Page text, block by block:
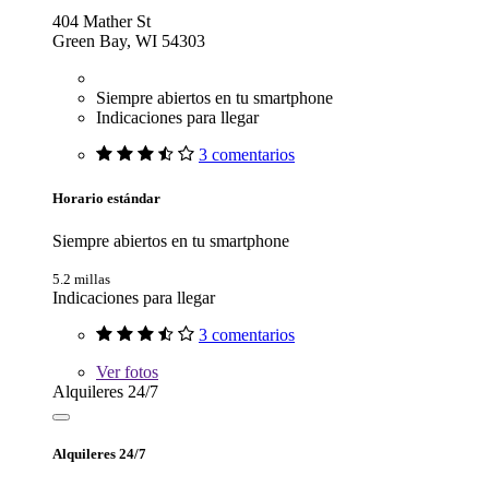
404 Mather St
Green Bay, WI 54303
Siempre abiertos en tu smartphone
Indicaciones para llegar
3 comentarios
Horario estándar
Siempre abiertos en tu smartphone
5.2 millas
Indicaciones para llegar
3 comentarios
Verfotos
Alquileres 24/7
Alquileres 24/7